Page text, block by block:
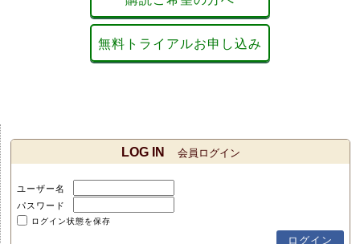
無料トライアルお申し込み
LOG IN 会員ログイン
ユーザー名
パスワード
ログイン状態を保存